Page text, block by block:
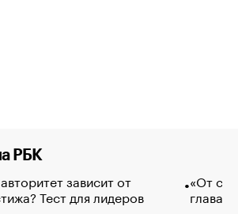
РБК
зависит от
Тест для лидеров
«От
глава